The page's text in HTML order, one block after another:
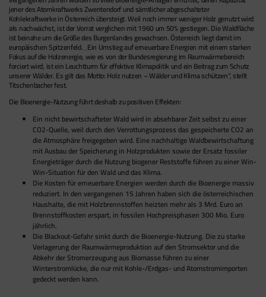
jener des Atomkraftwerks Zwentendorf und sämtlicher abgeschalteter
Kohlekraftwerke in Österreich übersteigt. Weil noch immer weniger Holz genutzt wird
als nachwächst, ist der Vorrat verglichen mit 1960 um 50% gestiegen. Die Waldfläche
ist beinahe um die Größe des Burgenlandes gewachsen. Österreich liegt damit im
europäischen Spitzenfeld. „Ein Umstieg auf erneuerbare Energien mit einem starken
Fokus auf die Holzenergie, wie es von der Bundesregierung im Raumwärmebereich
forciert wird, ist ein Leuchtturm für effektive Klimapolitik und ein Beitrag zum Schutz
unserer Wälder. Es gilt das Motto: Holz nutzen – Wälder und Klima schützen“, stellt
Titschenbacher fest.
Die Bioenergie-Nutzung führt deshalb zu positiven Effekten:
Ein nicht bewirtschafteter Wald wird in absehbarer Zeit selbst zu einer
CO2-Quelle, weil durch den Verrottungsprozess das gespeicherte CO2 an
die Atmosphäre freigegeben wird. Eine nachhaltige Waldbewirtschaftung
mit Ausbau der Speicherung in Holzprodukten sowie der Ersatz fossiler
Energieträger durch die Nutzung biogener Reststoffe führen zu einer Win-
Win-Situation für den Wald und das Klima.
Die Kosten für erneuerbare Energien werden durch die Bioenergie massiv
reduziert. In den vergangenen 15 Jahren haben sich die österreichischen
Haushalte, die mit Holzbrennstoffen heizten mehr als 3 Mrd. Euro an
Brennstoffkosten erspart, in fossilen Hochpreisphasen 300 Mio. Euro
jährlich.
Die Blackout-Gefahr sinkt durch die Bioenergie-Nutzung. Die zu starke
Verlagerung der Raumwärmeproduktion auf den Stromsektor und die
Abkehr der Stromerzeugung aus Biomasse führen zu einer
Winterstromlücke, die nur mit Kohle-/Erdgas- und Atomstromimporten
gedeckt werden kann.